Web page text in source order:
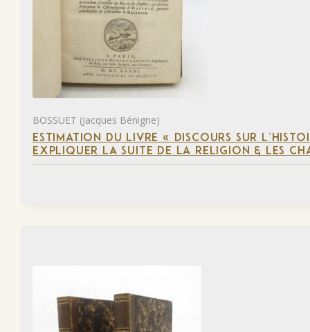
BOSSUET (Jacques Bénigne)
ESTIMATION DU LIVRE « DISCOURS SUR
EXPLIQUER LA SUITE DE LA RELIGION & LES